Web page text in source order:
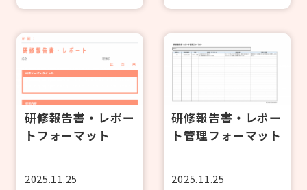
研修報告書・レポー
トフォーマット
2025.11.25
研修報告書・レポー
ト管理フォーマット
2025.11.25